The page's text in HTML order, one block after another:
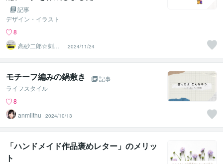
記事
デザイン・イラスト
8
高砂二郎☆刺繍
データ作成
2024/11/24
モチーフ編みの鍋敷き
記事
ライフスタイル
8
anmiithu
2024/10/13
「ハンドメイド作品褒めレター」のメリッ
ト